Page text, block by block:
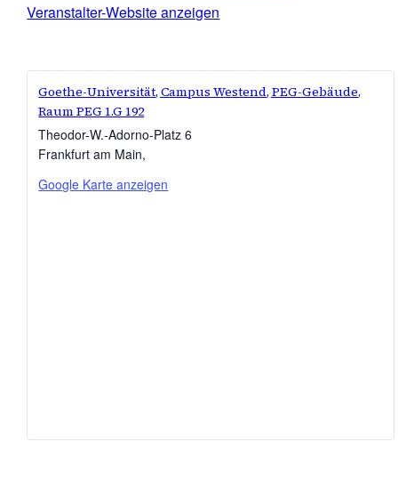
Veranstalter-Website anzeigen
Goethe-Universität, Campus Westend, PEG-Gebäude,
Raum PEG 1.G 192
Theodor-W.-Adorno-Platz 6
Frankfurt am Main,
Google Karte anzeigen